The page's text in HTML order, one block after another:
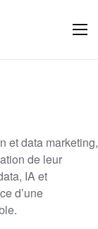
et data marketing,
de leur
IA et
d’une